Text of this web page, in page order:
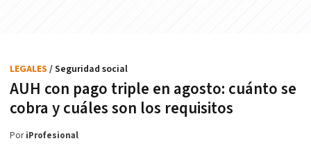
AUH con pago triple en agosto: cuánto se
cobra y cuáles son los requisitos
LEGALES / Seguridad social
PoriProfesional